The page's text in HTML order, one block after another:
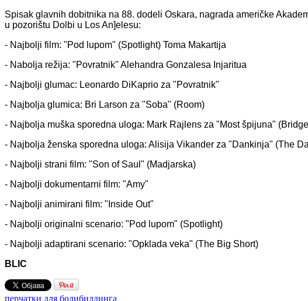
Spisak glavnih dobitnika na 88. dodeli Oskara, nagrada američke
u pozorištu Dolbi u Los An]elesu:
- Najbolji film: "Pod lupom" (Spotlight) Toma Makartija
- Nabolja režija: "Povratnik" Alehandra Gonzalesa Injaritua
- Najbolji glumac: Leonardo DiKaprio za "Povratnik"
- Najbolja glumica: Bri Larson za "Soba" (Room)
- Najbolja muška sporedna uloga: Mark Rajlens za "Most špijuna"
- Najbolja ženska sporedna uloga: Alisija Vikander za "Dankinja" (The
- Najbolji strani film: "Son of Saul" (Madjarska)
- Najbolji dokumentarni film: "Amy"
- Najbolji animirani film: "Inside Out"
- Najbolji originalni scenario: "Pod lupom" (Spotlight)
- Najbolji adaptirani scenario: "Opklada veka" (The Big Short)
BLIC
перчатки для бодибилдинга